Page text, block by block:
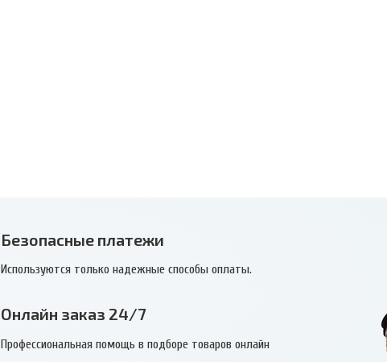
Безопасные платежи
Используются только надежные способы оплаты.
Онлайн заказ 24/7
Профессиональная помощь в подборе товаров онлайн